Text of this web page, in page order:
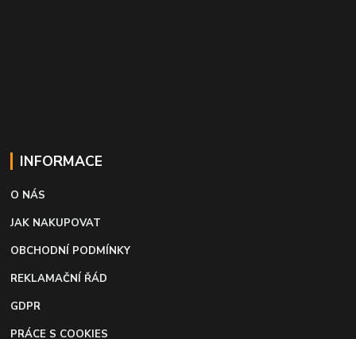
INFORMACE
O NÁS
JAK NAKUPOVAT
OBCHODNÍ PODMÍNKY
REKLAMAČNÍ ŘÁD
GDPR
PRÁCE S COOKIES